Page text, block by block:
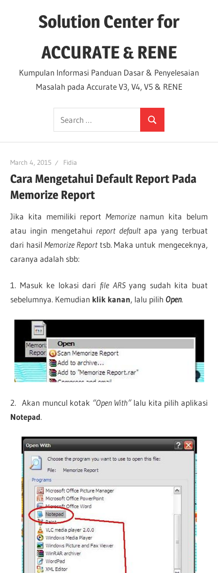
Solution Center for
ACCURATE & RENE
Kumpulan Informasi Panduan Dasar & Penyelesaian
Masalah pada Accurate V3, V4, V5 & RENE
Search
for:
Search
March 4, 2015 Fidia
Cara Mengetahui Default Report Pada
Memorize Report
Jika kita memiliki report Memorizenamun kita belum
atau ingin mengetahui report defaultapa yang terbuat
dari hasil Memorize Reporttsb. Maka untuk mengeceknya,
caranya adalah sbb:
1. Masuk ke lokasi dari file ARSyang sudah kita buat
sebelumnya. Kemudian klik kanan, lalu pilih Open.
2. Akan muncul kotak “Open With”lalu kita pilih aplikasi
Notepad.